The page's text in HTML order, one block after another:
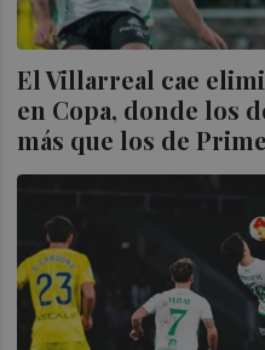
El Villarreal cae
en Copa, donde los
más que los de